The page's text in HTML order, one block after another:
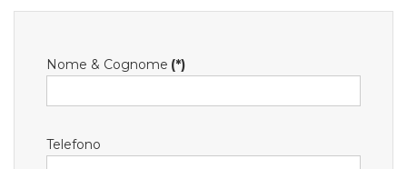
Nome & Cognome (*)
Telefono